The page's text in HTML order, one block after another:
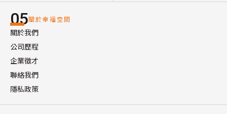
05關於幸福空間
關於我們
公司歷程
企業徵才
聯絡我們
隱私政策